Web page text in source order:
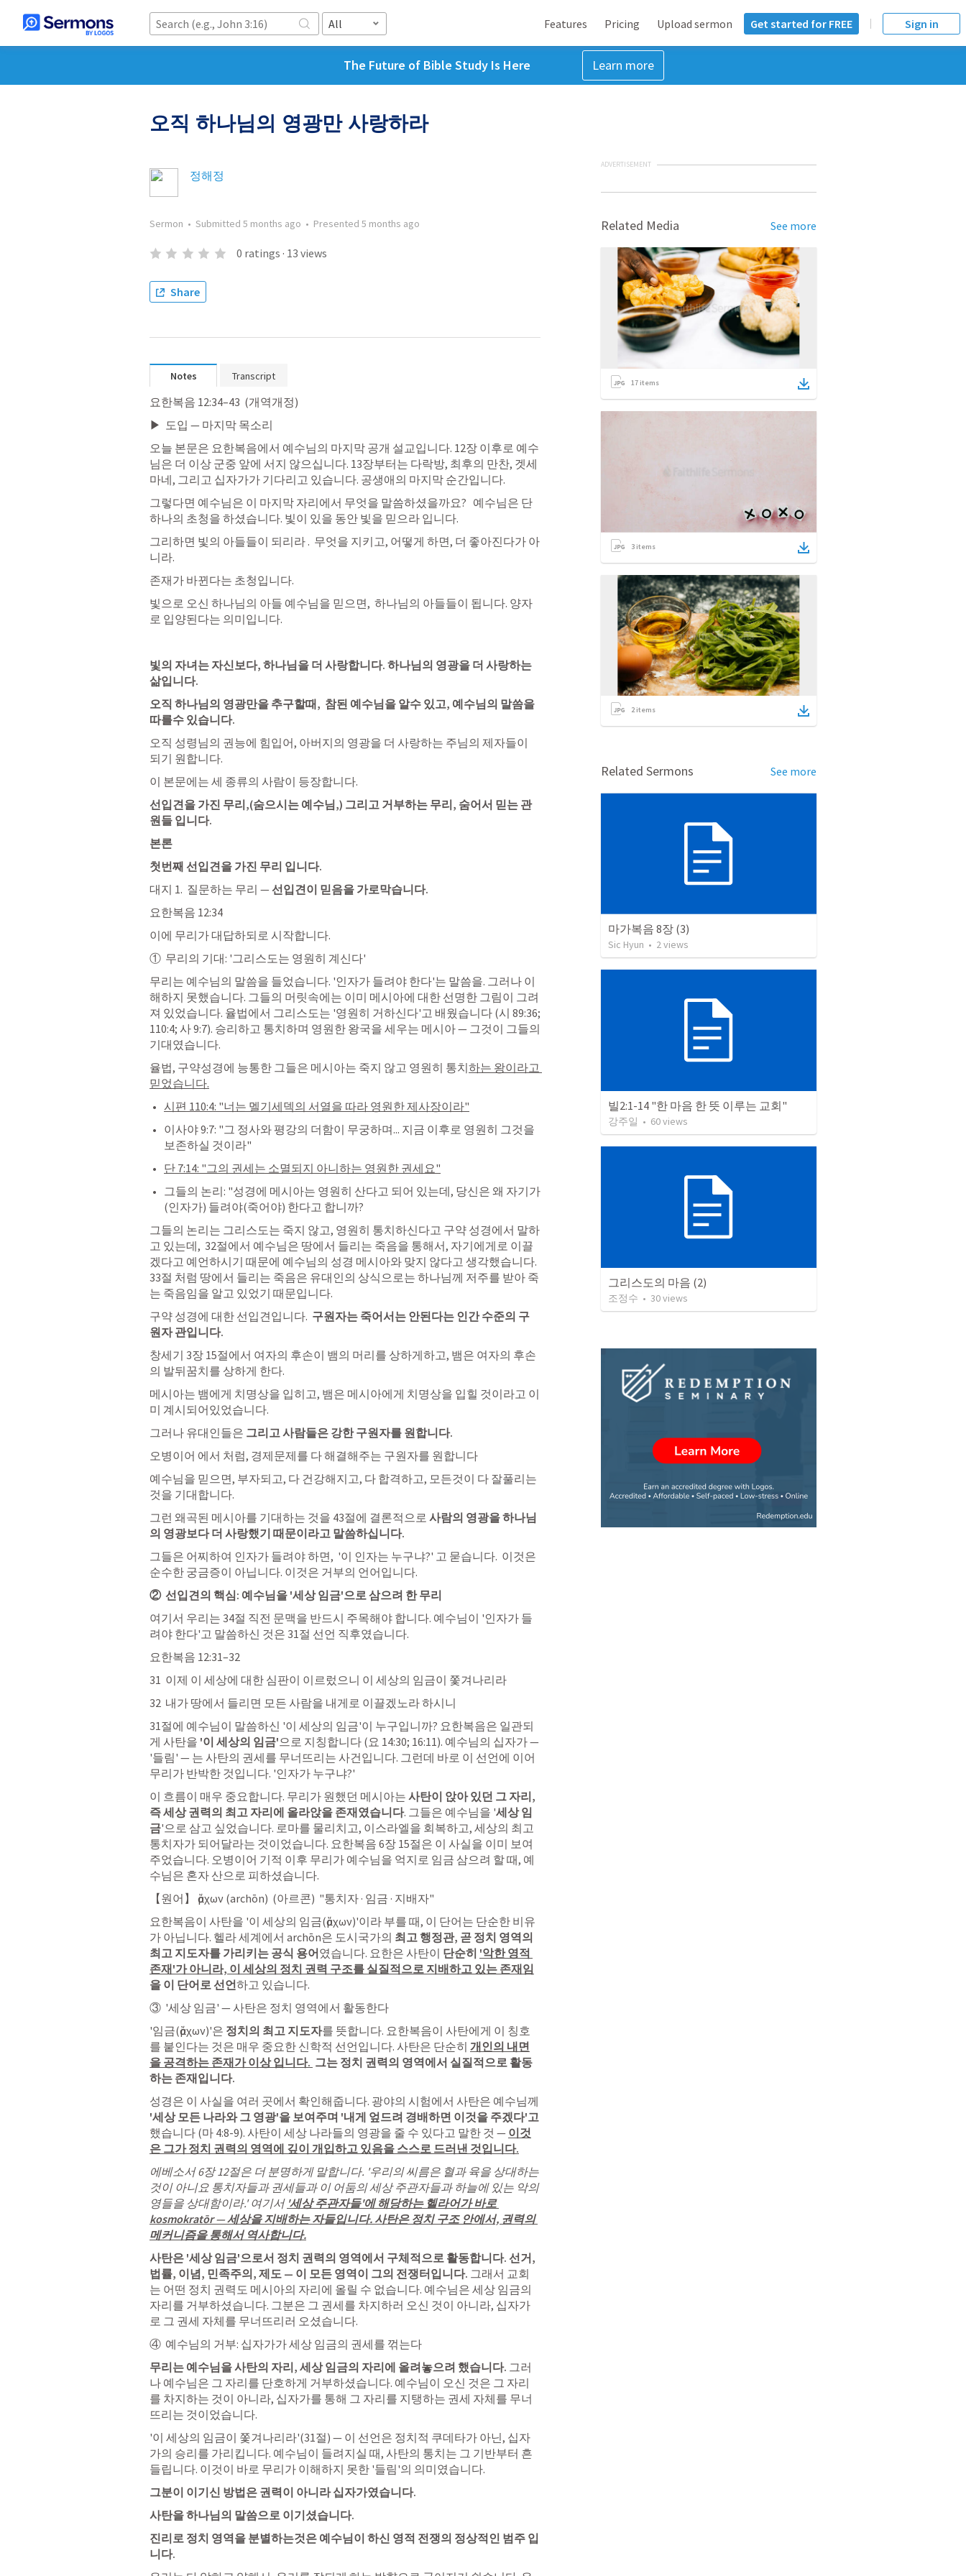
All Features Pricing Upload sermon Get started for FREE Sign in
The Future of Bible Study Is Here Learn more
오직 하나님의 영광만 사랑하라
정해정
Sermon • Submitted 5 months ago • Presented 5 months ago
0 ratings · 13 views
Share
Notes Transcript
요한복음 12:34–43
  (개역개정)
▶  도입 — 마지막 목소리
오늘 본문은 요한복음에서 예수님의 마지막 공개 설교입니다. 12장 이후로 예수
님은 더 이상 군중 앞에 서지 않으십니다. 13장부터는 다락방, 최후의 만찬, 겟세
마네, 그리고 십자가가 기다리고 있습니다. 공생애의 마지막 순간입니다.
그렇다면 예수님은 이 마지막 자리에서 무엇을 말씀하셨을까요?   예수님은 단
하나의 초청을 하셨습니다. 빛이 있을 동안 빛을 믿으라 입니다.
그리하면 빛의 아들들이 되리라 .  무엇을 지키고, 어떻게 하면, 더 좋아진다가 아
니라.
존재가 바뀐다는 초청입니다.
빛으로 오신 하나님의 아들 예수님을 믿으면,  하나님의 아들들이 됩니다. 양자
로 입양된다는 의미입니다.
빛의 자녀는 자신보다, 하나님을 더 사랑합니다. 하나님의 영광을 더 사랑하는
삶입니다.
오직 하나님의 영광만을 추구할때,  참된 예수님을 알수 있고, 예수님의 말씀을
따를수 있습니다.
오직 성령님의 권능에 힘입어, 아버지의 영광을 더 사랑하는 주님의 제자들이
되기 원합니다.
이 본문에는 세 종류의 사람이 등장합니다.
선입견을 가진 무리,(숨으시는 예수님,) 그리고 거부하는 무리, 숨어서 믿는 관
원들 입니다.
본론
첫번째 선입견을 가진 무리 입니다.
대지 1.  질문하는 무리 — 선입견이 믿음을 가로막습니다.
요한복음 12:34
이에 무리가 대답하되로 시작합니다.
①  무리의 기대: '그리스도는 영원히 계신다'
무리는 예수님의 말씀을 들었습니다. '인자가 들려야 한다'는 말씀을. 그러나 이
해하지 못했습니다. 그들의 머릿속에는 이미 메시아에 대한 선명한 그림이 그려
져 있었습니다. 율법에서 그리스도는 '영원히 거하신다'고 배웠습니다 (시 89:36
110:4; 사 9:7). 승리하고 통치하며 영원한 왕국을 세우는 메시아 — 그것이 그들의
기대였습니다.
율법, 구약성경에 능통한 그들은 메시아는 죽지 않고 영원히 통치하는 왕이라고
믿었습니다.
시편 110:4: "너는 멜기세덱의 서열을 따라 영원한 제사장이라"
이사야 9:7: "그 정사와 평강의 더함이 무궁하며... 지금 이후로 영원히 그것을
보존하실 것이라"
단 7:14: "그의 권세는 소멸되지 아니하는 영원한 권세요"
그들의 논리: "성경에 메시아는 영원히 산다고 되어 있는데, 당신은 왜 자기가
(인자가) 들려야(죽어야) 한다고 합니까?
그들의 논리는 그리스도는 죽지 않고, 영원히 통치하신다고 구약 성경에서 말하
고 있는데,  32절에서 예수님은 땅에서 들리는 죽음을 통해서, 자기에게로 이끌
겠다고 예언하시기 때문에 예수님의 성경 메시아와 맞지 않다고 생각했습니다.
33절 처럼 땅에서 들리는 죽음은 유대인의 상식으로는 하나님께 저주를 받아 죽
는 죽음임을 알고 있었기 때문입니다.
구약 성경에 대한 선입견입니다. 구원자는 죽어서는 안된다는 인간 수준의 구
원자 관입니다.
창세기 3장 15절에서 여자의 후손이 뱀의 머리를 상하게하고, 뱀은 여자의 후손
의 발뒤꿈치를 상하게 한다.
메시아는 뱀에게 치명상을 입히고, 뱀은 메시아에게 치명상을 입힐 것이라고 이
미 계시되어있었습니다.
그러나 유대인들은 그리고 사람들은 강한 구원자를 원합니다.
오병이어 에서 처럼, 경제문제를 다 해결해주는 구원자를 원합니다
예수님을 믿으면, 부자되고, 다 건강해지고, 다 합격하고, 모든것이 다 잘풀리는
것을 기대합니다.
그런 왜곡된 메시아를 기대하는 것을 43절에 결론적으로 사람의 영광을 하나님
의 영광보다 더 사랑했기 때문이라고 말씀하십니다.
그들은 어찌하여 인자가 들려야 하면,  '이 인자는 누구냐?' 고 묻습니다.  이것은
순수한 궁금증이 아닙니다. 이것은 거부의 언어입니다.
②  선입견의 핵심: 예수님을 '세상 임금'으로 삼으려 한 무리
여기서 우리는 34절 직전 문맥을 반드시 주목해야 합니다. 예수님이 '인자가 들
려야 한다'고 말씀하신 것은 31절 선언 직후였습니다.
요한복음 12:31–32
31  이제 이 세상에 대한 심판이 이르렀으니 이 세상의 임금이 쫓겨나리라
32  내가 땅에서 들리면 모든 사람을 내게로 이끌겠노라 하시니
31절에 예수님이 말씀하신 '이 세상의 임금'이 누구입니까? 요한복음은 일관되
게 사탄을 '이 세상의 임금'으로 지칭합니다 (요 14:30; 16:11). 예수님의 십자가 —
'들림' — 는 사탄의 권세를 무너뜨리는 사건입니다. 그런데 바로 이 선언에 이어
무리가 반박한 것입니다. '인자가 누구냐?'
이 흐름이 매우 중요합니다. 무리가 원했던 메시아는 사탄이 앉아 있던 그 자리,
즉 세상 권력의 최고 자리에 올라앉을 존재였습니다. 그들은 예수님을 '세상 임
금'으로 삼고 싶었습니다. 로마를 물리치고, 이스라엘을 회복하고, 세상의 최고
통치자가 되어달라는 것이었습니다. 요한복음 6장 15절은 이 사실을 이미 보여
주었습니다. 오병이어 기적 이후 무리가 예수님을 억지로 임금 삼으려 할 때, 예
수님은 혼자 산으로 피하셨습니다.
【원어】 ἄρχων (archōn)  (아르콘)  "통치자 · 임금 · 지배자"
요한복음이 사탄을 '이 세상의 임금(ἄρχων)'이라 부를 때, 이 단어는 단순한 비유
가 아닙니다. 헬라 세계에서 archōn은 도시국가의 최고 행정관, 곧 정치 영역의
최고 지도자를 가리키는 공식 용어였습니다. 요한은 사탄이 단순히 '악한 영적
존재'가 아니라, 이 세상의 정치 권력 구조를 실질적으로 지배하고 있는 존재임
을 이 단어로 선언하고 있습니다.
③  '세상 임금' — 사탄은 정치 영역에서 활동한다
'임금(ἄρχων)'은 정치의 최고 지도자를 뜻합니다. 요한복음이 사탄에게 이 칭호
를 붙인다는 것은 매우 중요한 신학적 선언입니다. 사탄은 단순히 개인의 내면
을 공격하는 존재가 이상 입니다. 그는 정치 권력의 영역에서 실질적으로 활동
하는 존재입니다.
'세상 모든 나라와 그 영광'을 보여주며 '내게 엎드려 경배하면 이것을 주겠다'고
했습니다 (마 4:8-9). 사탄이 세상 나라들의 영광을 줄 수 있다고 말한 것 — 이것
은 그가 정치 권력의 영역에 깊이 개입하고 있음을 스스로 드러낸 것입니다.
에베소서 6장 12절은 더 분명하게 말합니다. '우리의 씨름은 혈과 육을 상대하는
것이 아니요 통치자들과 권세들과 이 어둠의 세상 주관자들과 하늘에 있는 악의
영들을 상대함이라.' 여기서 '세상 주관자들'에 해당하는 헬라어가 바로
kosmokratōr — 세상을 지배하는 자들입니다. 사탄은 정치 구조 안에서, 권력의
메커니즘을 통해서 역사합니다.
사탄은 '세상 임금'으로서 정치 권력의 영역에서 구체적으로 활동합니다. 선거,
법률, 이념, 민족주의, 제도 — 이 모든 영역이 그의 전쟁터입니다. 그래서 교회
는 어떤 정치 권력도 메시아의 자리에 올릴 수 없습니다. 예수님은 세상 임금의
자리를 거부하셨습니다. 그분은 그 권세를 차지하러 오신 것이 아니라, 십자가
로 그 권세 자체를 무너뜨리러 오셨습니다.
④  예수님의 거부: 십자가가 세상 임금의 권세를 꺾는다
무리는 예수님을 사탄의 자리, 세상 임금의 자리에 올려놓으려 했습니다. 그러
나 예수님은 그 자리를 단호하게 거부하셨습니다. 예수님이 오신 것은 그 자리
를 차지하는 것이 아니라, 십자가를 통해 그 자리를 지탱하는 권세 자체를 무너
뜨리는 것이었습니다.
'이 세상의 임금이 쫓겨나리라'(31절) — 이 선언은 정치적 쿠데타가 아닌, 십자
가의 승리를 가리킵니다. 예수님이 들려지실 때, 사탄의 통치는 그 기반부터 흔
들립니다. 이것이 바로 무리가 이해하지 못한 '들림'의 의미였습니다.
그분이 이기신 방법은 권력이 아니라 십자가였습니다.
사탄을 하나님의 말씀으로 이기셨습니다.
진리로 정치 영역을 분별하는것은 예수님이 하신 영적 전쟁의 정상적인 범주 입
니다.
ADVERTISEMENT
Related Media See more
17 items
3 items
2items
Related Sermons See more
마가복음 8장 (3)
Sic Hyun • 2views
빌2:1-14 "한 마음 한 뜻 이루는 교회"
강주일 • 60views
그리스도의 마음 (2)
조정수 • 30views